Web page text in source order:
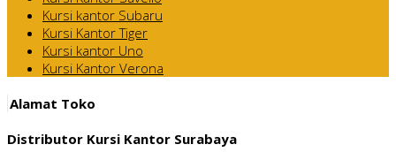
Kursi kantor Subaru
Kursi Kantor Tiger
Kursi kantor Uno
Kursi Kantor Verona
Alamat Toko
Distributor Kursi Kantor Surabaya